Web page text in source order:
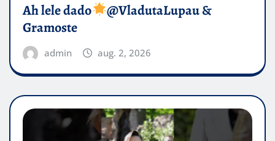
Ah lele dado​
@VladutaLupau &
Gramoste
admin aug. 2, 2026